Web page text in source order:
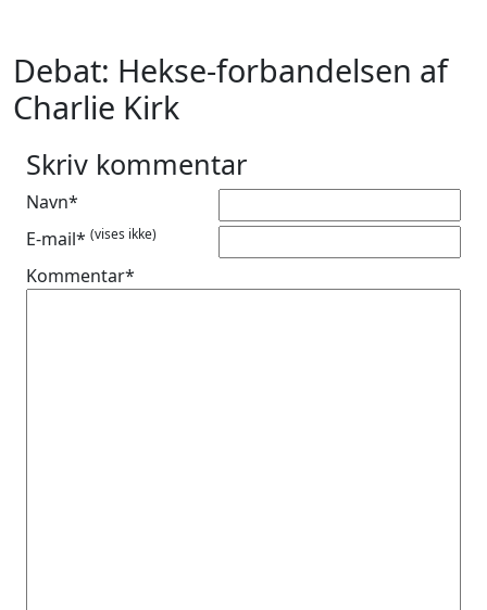
Debat: Hekse-forbandelsen af
Charlie Kirk
Skriv kommentar
Navn*
E-mail* (vises ikke)
Kommentar*